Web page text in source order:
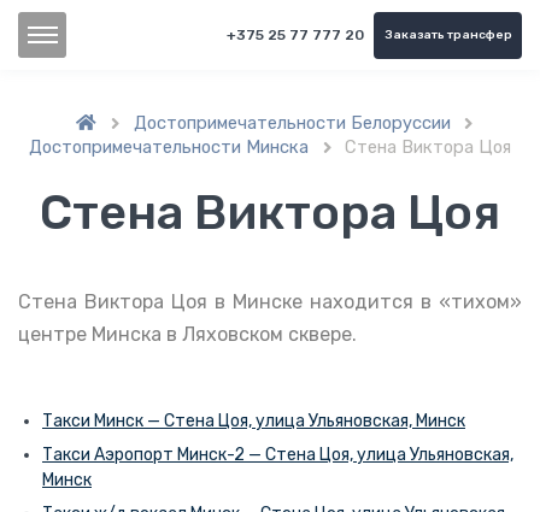
+375 25 77 777 20 Заказать трансфер
 Достопримечательности Белоруссии 
Достопримечательности Минска  Стена Виктора Цоя
Стена Виктора Цоя
Стена Виктора Цоя в Минске находится в «тихом»
центре Минска в Ляховском сквере.
Такси Минск — Стена Цоя, улица Ульяновская, Минск
Такси Аэропорт Минск-2 — Стена Цоя, улица Ульяновская,
Минск